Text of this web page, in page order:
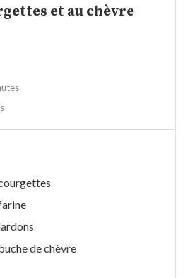
et au chèvre
de chèvre